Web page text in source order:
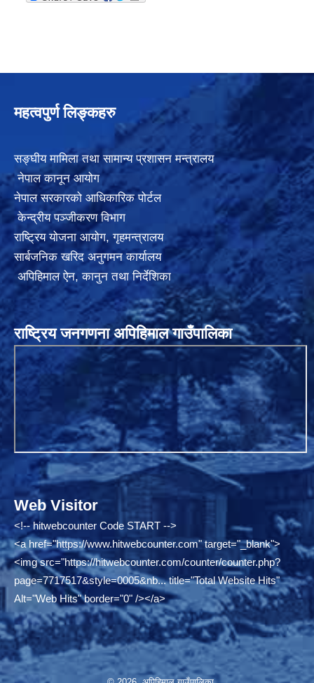
महत्वपुर्ण लिङ्कहरु
सङ्घीय मामिला तथा सामान्य प्रशासन मन्त्रालय
नेपाल कानून आयोग
नेपाल सरकारको आधिकारिक पोर्टल
केन्द्रीय पञ्जीकरण विभाग
राष्ट्रिय योजना आयोग,गृहमन्त्रालय
सार्बजनिक खरिद अनुगमन कार्यालय
अपिहिमाल ऐन, कानुन तथा निर्देशिका
राष्ट्रिय जनगणना अपिहिमाल गाउँपालिका
Web Visitor
<!-- hitwebcounter Code START -->
<a href="https://www.hitwebcounter.com"target="_blank">
<img src="https://hitwebcounter.com/counter/counter.php?
page=7717517&style=0005&nb...title="Total Website Hits"
Alt="Web Hits" border="0" /></a>